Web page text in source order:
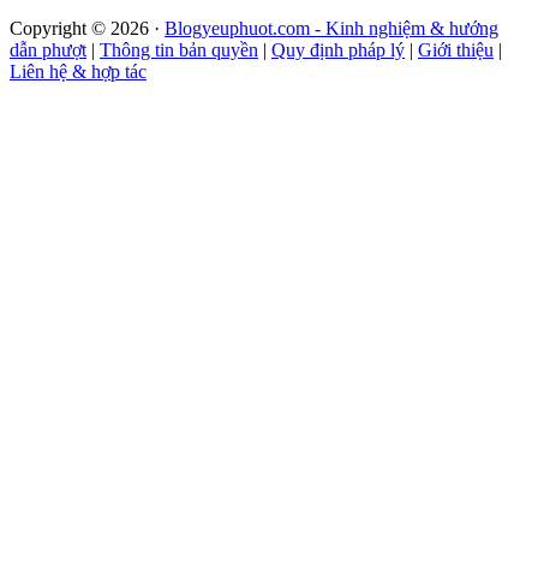
Copyright © 2026 · Blogyeuphuot.com - Kinh nghiệm & hướng
dẫn phượt| Thông tin bản quyền | Quy định pháp lý | Giới thiệu |
Liên hệ & hợp tác